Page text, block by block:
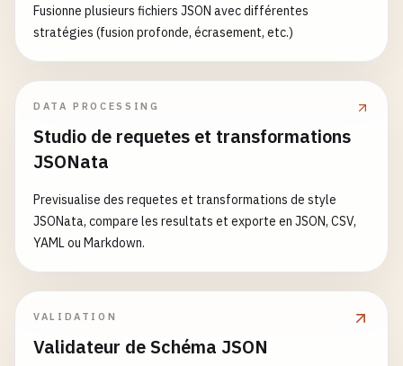
Fusionne plusieurs fichiers JSON avec différentes
stratégies (fusion profonde, écrasement, etc.)
DATA PROCESSING
Studio de requetes et transformations
JSONata
Previsualise des requetes et transformations de style
JSONata, compare les resultats et exporte en JSON, CSV,
YAML ou Markdown.
VALIDATION
Validateur de Schéma JSON